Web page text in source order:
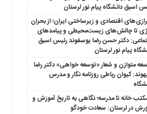
اسبق دانشگاه پیام نور لرستان
اقتصادی و زیرساختی ایران؛ از بحران
تا چالش‌های زیست‌محیطی و پیامدهای
دکتر حسن رضا یوسفوند رئیس اسبق
پیام نور لرستان
متوازن و شعار «توسعه خواهی» دکتر رضا
کیوان رباطی روزنامه نگار و مدرس
خانه تا مدرسه؛ نگاهی به تاریخ آموزش و
در لرستان: سعادت خودگو